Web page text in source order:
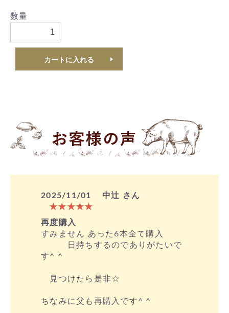
数量
カートに入れる
2025/11/01
中辻 さん
★★★★★
再度購入
すみません あった6本全て購入
日持ちするのでありがたいで
す^ ^
見つけたら是非☆
ちなみに父も再購入です^ ^